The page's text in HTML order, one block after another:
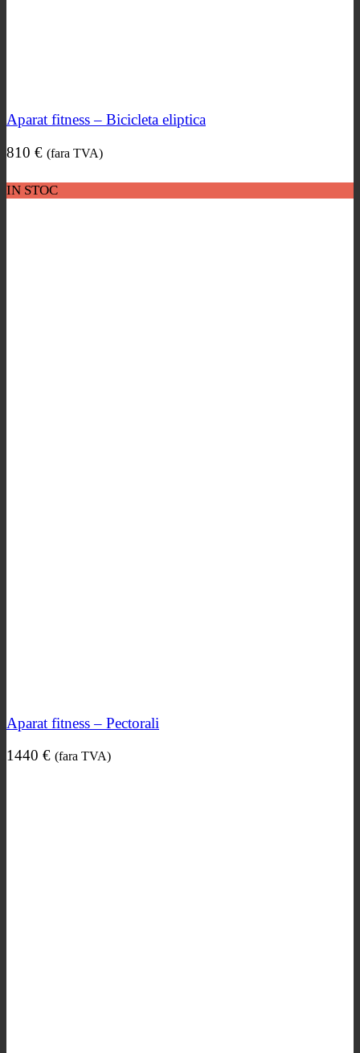
Aparat fitness – Bicicleta eliptica
810 € (fara TVA)
IN STOC
Aparat fitness – Pectorali
1440 € (fara TVA)